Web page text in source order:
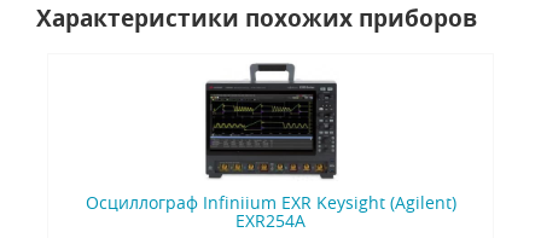
Характеристики похожих приборов
Осциллограф Infiniium EXR Keysight (Agilent)
EXR254A